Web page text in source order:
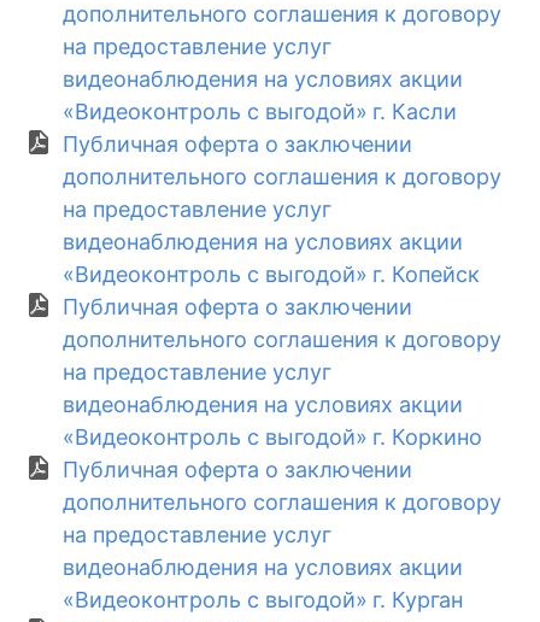
дополнительного соглашения к договору
на предоставление услуг
видеонаблюдения на условиях акции
«Видеоконтроль с выгодой» г. Касли
Публичная оферта о заключении
дополнительного соглашения к договору
на предоставление услуг
видеонаблюдения на условиях акции
«Видеоконтроль с выгодой» г. Копейск
Публичная оферта о заключении
дополнительного соглашения к договору
на предоставление услуг
видеонаблюдения на условиях акции
«Видеоконтроль с выгодой» г. Коркино
Публичная оферта о заключении
дополнительного соглашения к договору
на предоставление услуг
видеонаблюдения на условиях акции
«Видеоконтроль с выгодой» г. Курган